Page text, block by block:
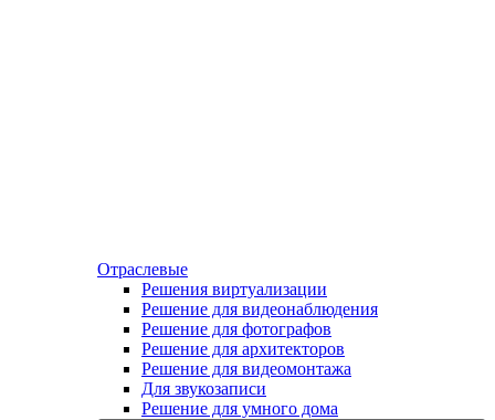
Отраслевые
Решения виртуализации
Решение для видеонаблюдения
Решение для фотографов
Решение для архитекторов
Решение для видеомонтажа
Для звукозаписи
Решение для умного дома